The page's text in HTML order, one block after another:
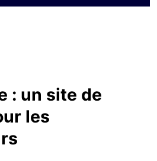
: un site de
les